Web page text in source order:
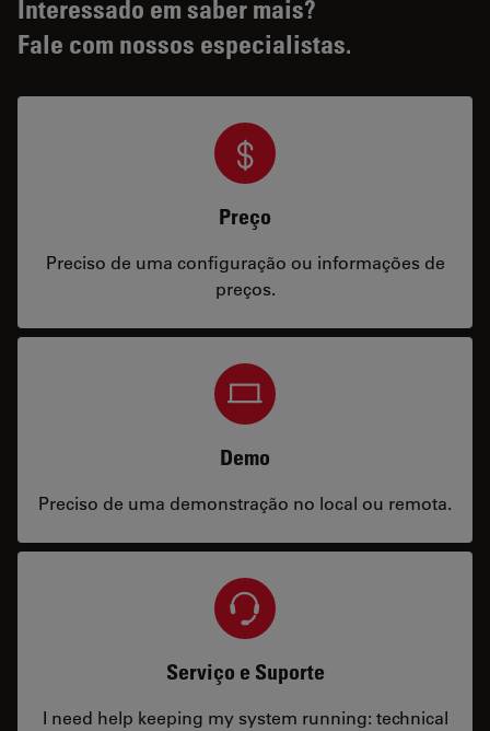
Interessado em saber mais?
Fale com nossos especialistas.
Preço
Preciso de uma configuração ou informações de
preços.
Demo
Preciso de uma demonstração no local ou remota.
Serviço e Suporte
I need help keeping my system running: technical